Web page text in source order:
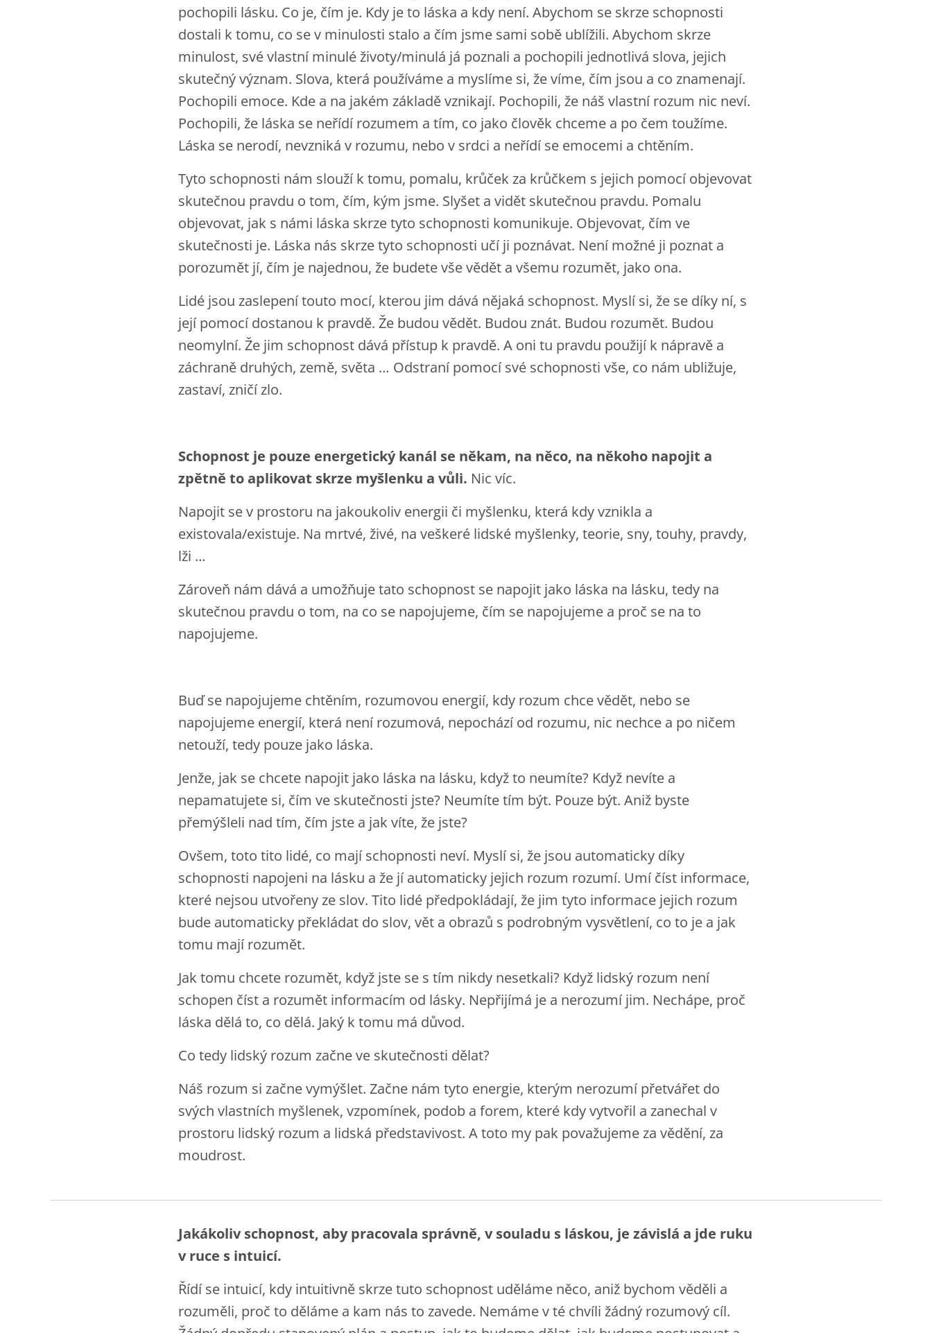
pochopili lásku. Co je, čím je. Kdy je to láska a kdy není. Abychom se skrze schopnosti
dostali k tomu, co se v minulosti stalo a čím jsme sami sobě ublížili. Abychom skrze
minulost, své vlastní minulé životy/minulá já poznali a pochopili jednotlivá slova, jejich
skutečný význam. Slova, která používáme a myslíme si, že víme, čím jsou a co znamenají.
Pochopili emoce. Kde a na jakém základě vznikají. Pochopili, že náš vlastní rozum nic neví.
Pochopili, že láska se neřídí rozumem a tím, co jako člověk chceme a po čem toužíme.
Láska se nerodí, nevzniká v rozumu, nebo v srdci a neřídí se emocemi a chtěním.
Tyto schopnosti nám slouží k tomu, pomalu, krůček za krůčkem s jejich pomocí objevovat
skutečnou pravdu o tom, čím, kým jsme. Slyšet a vidět skutečnou pravdu. Pomalu
objevovat, jak s námi láska skrze tyto schopnosti komunikuje. Objevovat, čím ve
skutečnosti je. Láska nás skrze tyto schopnosti učí ji poznávat. Není možné ji poznat a
porozumět jí, čím je najednou, že budete vše vědět a všemu rozumět, jako ona.
Lidé jsou zaslepení touto mocí, kterou jim dává nějaká schopnost. Myslí si, že se díky ní, s
její pomocí dostanou k pravdě. Že budou vědět. Budou znát. Budou rozumět. Budou
neomylní. Že jim schopnost dává přístup k pravdě. A oni tu pravdu použijí k nápravě a
záchraně druhých, země, světa … Odstraní pomocí své schopnosti vše, co nám ubližuje,
zastaví, zničí zlo.
Schopnost je pouze energetický kanál se někam, na něco, na někoho napojit a
zpětně to aplikovat skrze myšlenku a vůli. Nic víc.
Napojit se v prostoru na jakoukoliv energii či myšlenku, která kdy vznikla a
existovala/existuje. Na mrtvé, živé, na veškeré lidské myšlenky, teorie, sny, touhy, pravdy,
lži …
Zároveň nám dává a umožňuje tato schopnost se napojit jako láska na lásku, tedy na
skutečnou pravdu o tom, na co se napojujeme, čím se napojujeme a proč se na to
napojujeme.
Buď se napojujeme chtěním, rozumovou energií, kdy rozum chce vědět, nebo se
napojujeme energií, která není rozumová, nepochází od rozumu, nic nechce a po ničem
netouží, tedy pouze jako láska.
Jenže, jak se chcete napojit jako láska na lásku, když to neumíte? Když nevíte a
nepamatujete si, čím ve skutečnosti jste? Neumíte tím být. Pouze být. Aniž byste
přemýšleli nad tím, čím jste a jak víte, že jste?
Ovšem, toto tito lidé, co mají schopnosti neví. Myslí si, že jsou automaticky díky
schopnosti napojeni na lásku a že jí automaticky jejich rozum rozumí. Umí číst informace,
které nejsou utvořeny ze slov. Tito lidé předpokládají, že jim tyto informace jejich rozum
bude automaticky překládat do slov, vět a obrazů s podrobným vysvětlení, co to je a jak
tomu mají rozumět.
Jak tomu chcete rozumět, když jste se s tím nikdy nesetkali? Když lidský rozum není
schopen číst a rozumět informacím od lásky. Nepřijímá je a nerozumí jim. Nechápe, proč
láska dělá to, co dělá. Jaký k tomu má důvod.
Co tedy lidský rozum začne ve skutečnosti dělat?
Náš rozum si začne vymýšlet. Začne nám tyto energie, kterým nerozumí přetvářet do
svých vlastních myšlenek, vzpomínek, podob a forem, které kdy vytvořil a zanechal v
prostoru lidský rozum a lidská představivost. A toto my pak považujeme za vědění, za
moudrost.
Jakákoliv schopnost, aby pracovala správně, v souladu s láskou, je závislá a jde ruku
v ruce s intuicí.
Řídí se intuicí, kdy intuitivně skrze tuto schopnost uděláme něco, aniž bychom věděli a
rozuměli, proč to děláme a kam nás to zavede. Nemáme v té chvíli žádný rozumový cíl.